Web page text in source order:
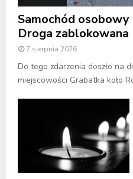
Samochód osobowy
Droga zablokowana
7 sierpnia 2026
Do tego zdarzenia doszło na
miejscowości Grabatka koło